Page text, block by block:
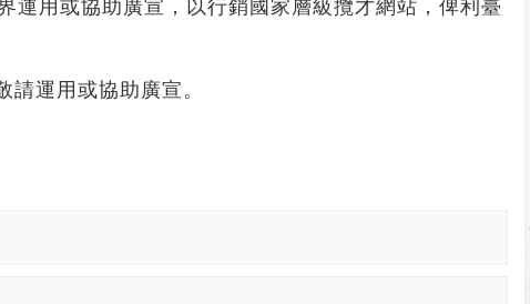
運用或協助廣宣，以行銷國家層級攬才網站，俾利臺
運用或協助廣宣。